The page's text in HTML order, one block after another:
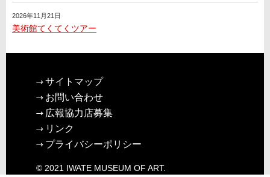
2026年11月21日
美術館てくてくツアー
サイトマップ
お問い合わせ
広報協力店募集
リンク
プライバシーポリシー
© 2021 IWATE MUSEUM OF ART.